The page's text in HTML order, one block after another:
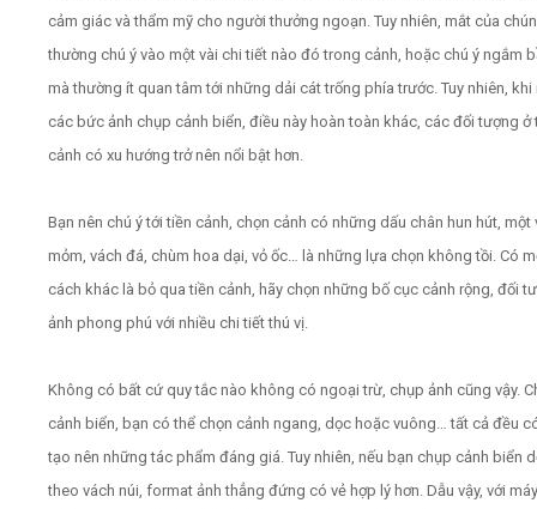
cảm giác và thẩm mỹ cho người thưởng ngoạn. Tuy nhiên, mắt của
thường chú ý vào một vài chi tiết nào đó trong cảnh, hoặc chú ý ngắm
mà thường ít quan tâm tới những dải cát trống phía trước. Tuy nhiên, khi
các bức ảnh chụp cảnh biển, điều này hoàn toàn khác, các đối tượng ở
cảnh có xu hướng trở nên nổi bật hơn.
Bạn nên chú ý tới tiền cảnh, chọn cảnh có những dấu chân hun hút, một
mỏm, vách đá, chùm hoa dại, vỏ ốc… là những lựa chọn không tồi. Có
cách khác là bỏ qua tiền cảnh, hãy chọn những bố cục cảnh rộng, đối
ảnh phong phú với nhiều chi tiết thú vị.
Không có bất cứ quy tắc nào không có ngoại trừ, chụp ảnh cũng vậy.
cảnh biển, bạn có thể chọn cảnh ngang, dọc hoặc vuông… tất cả đều
tạo nên những tác phẩm đáng giá. Tuy nhiên, nếu bạn chụp cảnh biển
theo vách núi, format ảnh thẳng đứng có vẻ hợp lý hơn. Dẫu vậy, với